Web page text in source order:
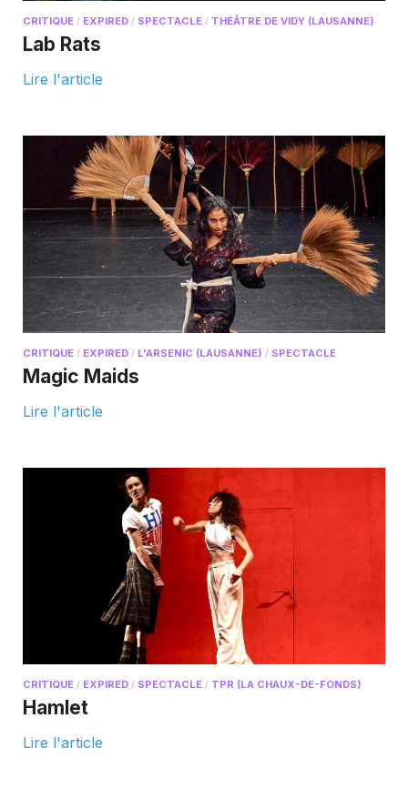
CRITIQUE / EXPIRED / SPECTACLE / THÉÂTRE DE VIDY (LAUSANNE)
Lab Rats
Lire l'article
CRITIQUE / EXPIRED / L'ARSENIC (LAUSANNE) / SPECTACLE
Magic Maids
Lire l'article
CRITIQUE / EXPIRED / SPECTACLE / TPR (LA CHAUX-DE-FONDS)
Hamlet
Lire l'article